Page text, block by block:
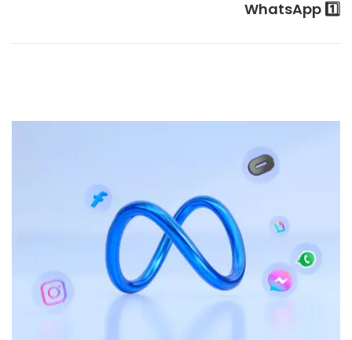
WhatsApp 1️⃣